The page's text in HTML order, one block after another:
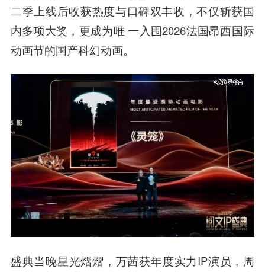
二季上线后收获热度与口碑双丰收，不仅斩获国
内多项大奖，更成为唯 一入围2026法国昂西国际
动画节的国产科幻动画。
盛典当晚星光熠熠，万茜获年度实力IP演员，周